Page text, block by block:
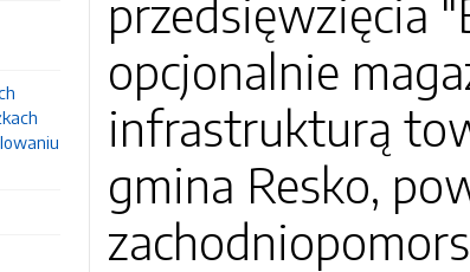
przedsięwzięcia
opcjonalnie
infrastrukturą
gmina Resko,